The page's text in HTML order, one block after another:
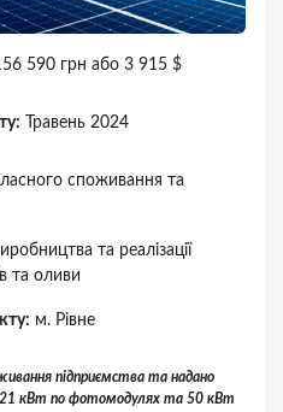
590 грн або 3 915 $
Травень 2024
споживання та
та реалізації
та оливи
м. Рівне
підприємства та надано
21 кВт по фотомодулях та 50 кВт